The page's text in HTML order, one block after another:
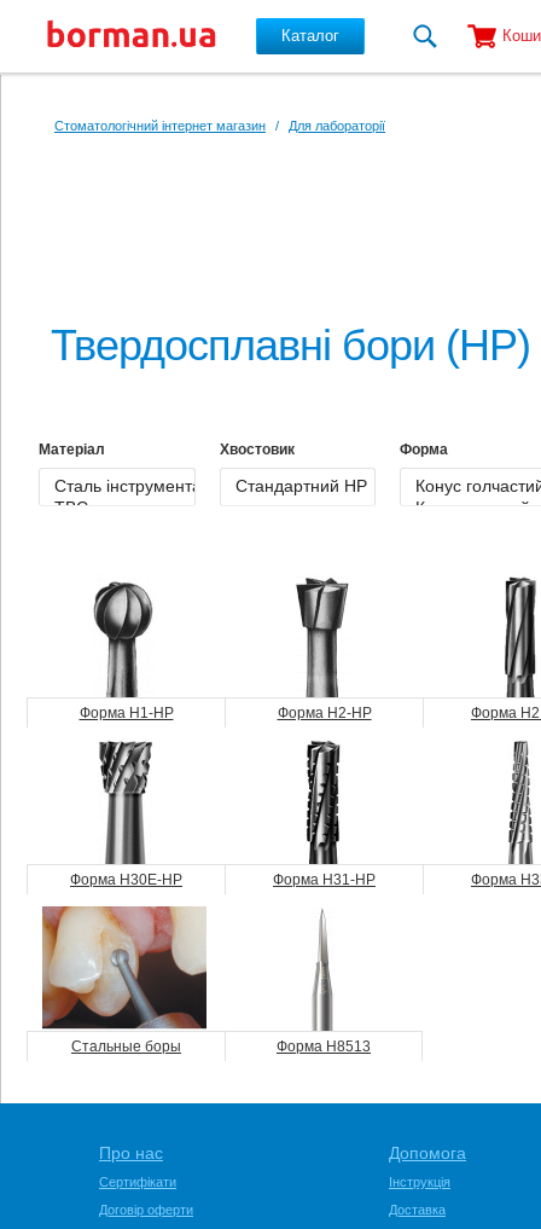
Каталог
Стоматологічний інтернет магазин / Для лабораторії
Твердосплавні бори (HP)
Матеріал Хвостовик Форма
Форма H1-HP Форма H2-HP Форма
Форма H30E-HP Форма H31-HP Форма
Стальные боры Форма H8513
Про нас
Сертифікати
Договір оферти
Допомога
Інструкція
Доставка